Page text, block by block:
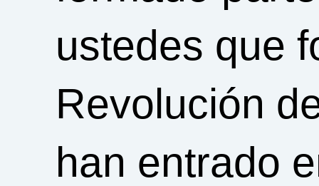
ustedes que
Revolución
han entrado